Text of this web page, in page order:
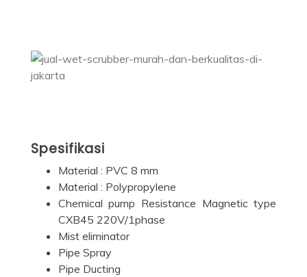
Spesifikasi
Material : PVC 8 mm
Material : Polypropylene
Chemical pump Resistance Magnetic type
CXB45 220V/1phase
Mist eliminator
Pipe Spray
Pipe Ducting